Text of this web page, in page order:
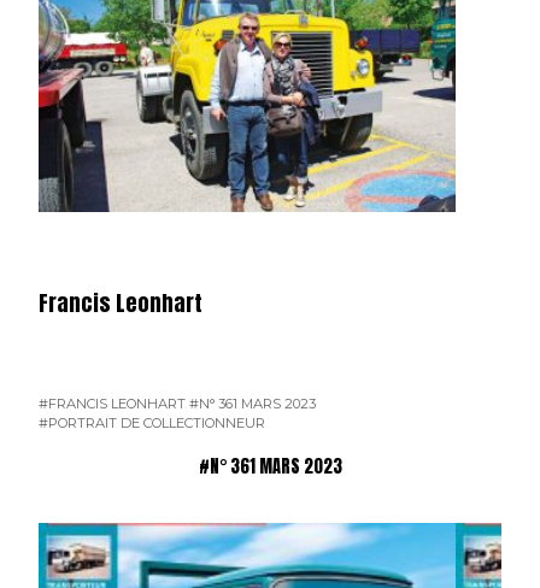
Francis Leonhart
#FRANCIS LEONHART #N° 361 MARS 2023
#PORTRAIT DE COLLECTIONNEUR
#N° 361 MARS 2023